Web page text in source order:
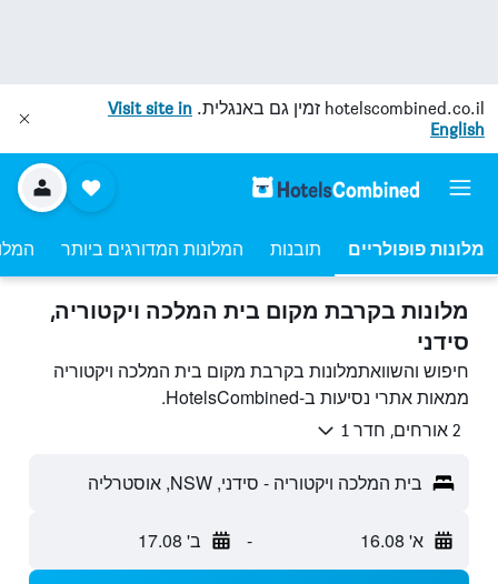
hotelscombined.co.il זמין גם באנגלית. Visit site in
English
מלונות פופולריים תובנות המלונות המדורגים ביותר
מלונות בקרבת מקום בית המלכה ויקטוריה,
סידני
חיפוש והשוואתמלונות בקרבת מקום בית המלכה ויקטוריה
ממאות אתרי נסיעות ב-HotelsCombined.
2 אורחים, חדר 1
בית המלכה ויקטוריה - סידני, NSW, אוסטרליה
א' 16.08 - ב' 17.08